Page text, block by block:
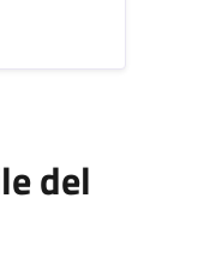
del